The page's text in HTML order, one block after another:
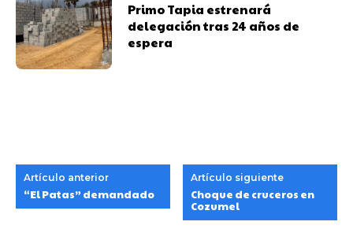
Primo Tapia estrenará
delegación tras 24 años de
espera
Artículo anterior
“El Patas” demandado
Artículo siguiente
Choque de cruceros en
Cozumel